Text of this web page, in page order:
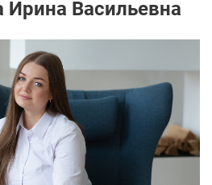
Ирина Васильевна